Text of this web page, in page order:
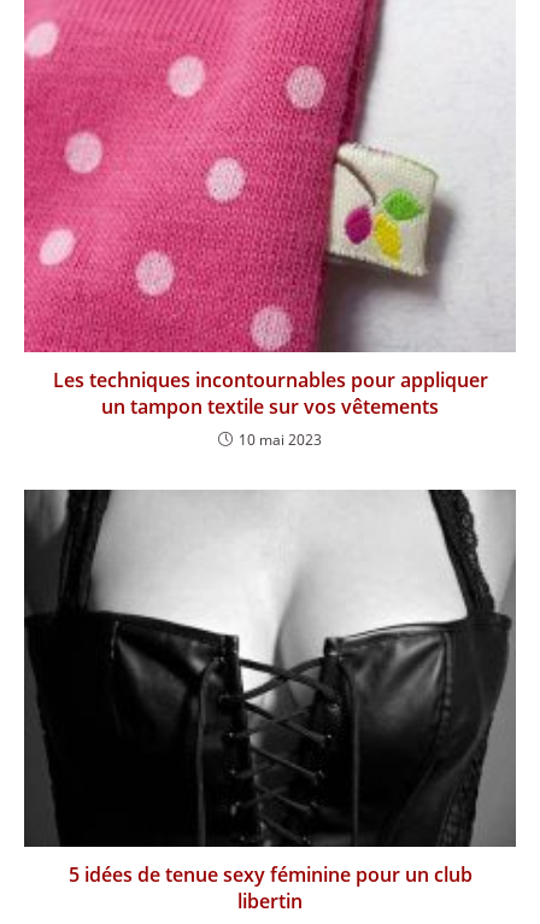
Les techniques incontournables pour appliquer
un tampon textile sur vos vêtements
10 mai 2023
5 idées de tenue sexy féminine pour un club
libertin